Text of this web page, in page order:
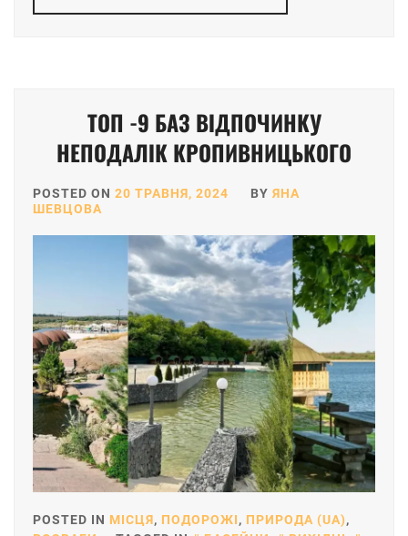
ТОП -9 БАЗ ВІДПОЧИНКУ
НЕПОДАЛІК КРОПИВНИЦЬКОГО
POSTED ON 20 ТРАВНЯ, 2024 BY ЯНА
ШЕВЦОВА
POSTED IN МІСЦЯ, ПОДОРОЖІ, ПРИРОДА (UA),